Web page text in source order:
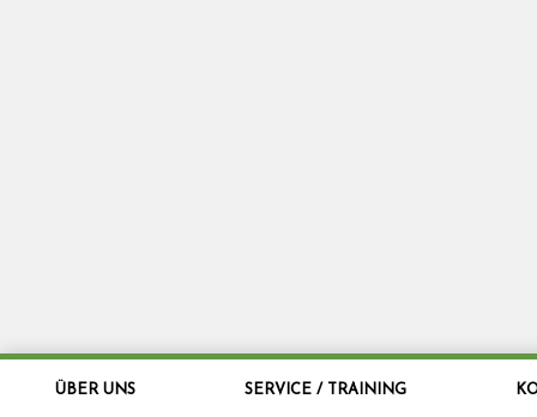
ÜBER UNS SERVICE / TRAINING